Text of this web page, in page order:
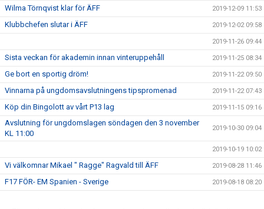
Wilma Törnqvist klar för ÄFF 2019-12-09 11:53
Klubbchefen slutar i ÄFF 2019-12-02 09:58
2019-11-26 09:44
Sista veckan för akademin innan vinteruppehåll 2019-11-25 08:34
Ge bort en sportig dröm! 2019-11-22 09:50
Vinnarna på ungdomsavslutningens tipspromenad 2019-11-22 07:43
Köp din Bingolott av vårt P13 lag 2019-11-15 09:16
Avslutning för ungdomslagen söndagen den 3 november
KL 11:00
2019-10-30 09:04
2019-10-19 10:02
Vi välkomnar Mikael " Ragge" Ragvald till ÄFF 2019-08-28 11:46
F17 FÖR- EM Spanien - Sverige 2019-08-18 08:20